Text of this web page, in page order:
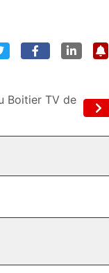
Boitier TV de